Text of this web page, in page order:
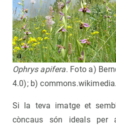
Ophrys apifera. Foto a)
4.0); b)
Si la teva imatge et
còncaus són ideals per